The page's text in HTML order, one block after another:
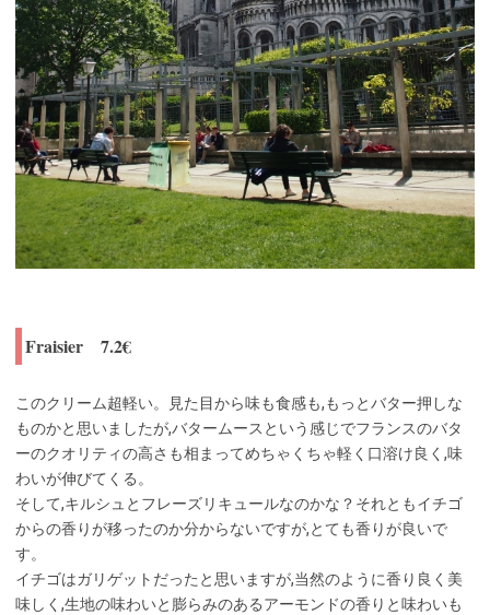
Fraisier 7.2€
このクリーム超軽い。見た目から味も食感も,もっとバター押しな
ものかと思いましたが,バタームースという感じでフランスのバタ
ーのクオリティの高さも相まってめちゃくちゃ軽く口溶け良く,味
わいが伸びてくる。
そして,キルシュとフレーズリキュールなのかな？それともイチゴ
からの香りが移ったのか分からないですが,とても香りが良いで
す。
イチゴはガリゲットだったと思いますが,当然のように香り良く美
味しく,生地の味わいと膨らみのあるアーモンドの香りと味わいも